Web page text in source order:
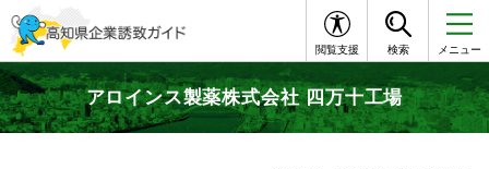
閲覧支援 検索 メニュー
アロインス製薬株式会社 四万十工場